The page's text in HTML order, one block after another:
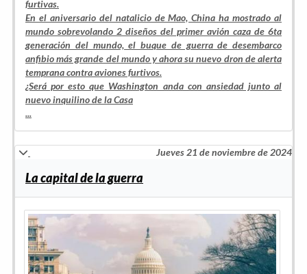
furtivas.
En el aniversario del natalicio de Mao, China ha mostrado al
mundo sobrevolando 2 diseños del primer avión caza de 6ta
generación del mundo, el buque de guerra de desembarco
anfibio más grande del mundo y ahora su nuevo dron de alerta
temprana contra aviones furtivos.
¿Será por esto que Washington anda con ansiedad junto al
nuevo inquilino de la Casa
...
Jueves 21 de noviembre de 2024
La capital de la guerra